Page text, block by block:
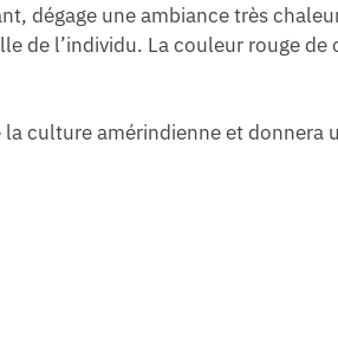
dégage une ambiance très
de l’individu. La couleur rouge de
culture amérindienne et donnera